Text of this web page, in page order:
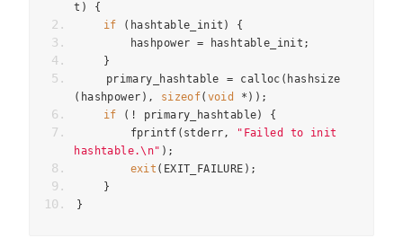
t )
{
if
( hashtable_init )
{
        hashpower
= hashtable_init ;
}
    primary_hashtable
= calloc ( hashsize
( hashpower ), sizeof( void
*));
if
(! primary_hashtable)
{
        fprintf
( stderr,
"Failed to init
hashtable.\n" );
exit ( EXIT_FAILURE );
}
}